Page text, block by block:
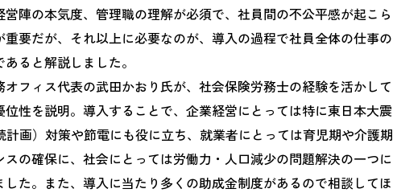
陣の本気度、管理職の理解が必須で、社員間の不公平感が起こら
要だが、それ以上に必要なのが、導入の過程で社員全体の仕事の
ると解説しました。
オフィス代表の武田かおり氏が、社会保険労務士の経験を活かして
性を説明。導入することで、企業経営にとっては特に東日本大震
計画）対策や節電にも役に立ち、就業者にとっては育児期や介護期
の確保に、社会にとっては労働力・人口減少の問題解決の一つに
た。また、導入に当たり多くの助成金制度があるので相談してほ